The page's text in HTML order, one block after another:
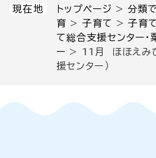
現在地 トップページ >分類
育 > 子育て >子育
て総合支援センター
ー > 11月 ほほえみ
援センター）